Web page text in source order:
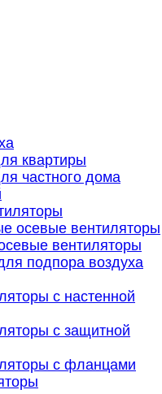
квартиры
частного дома
осевые вентиляторы
вентиляторы
подпора воздуха
с настенной
с защитной
с фланцами